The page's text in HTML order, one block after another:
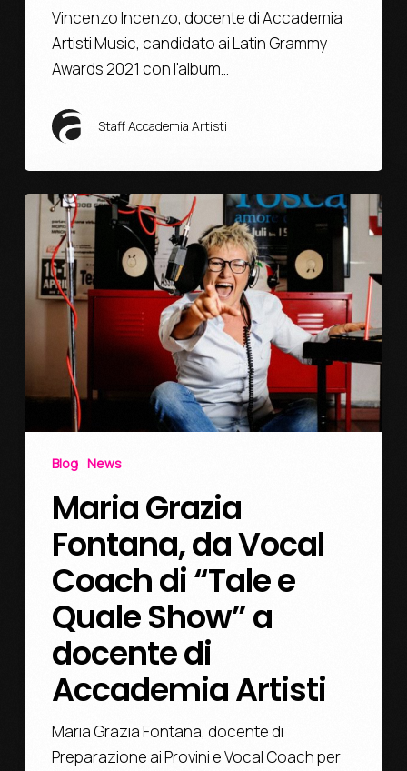
Vincenzo Incenzo, docente di Accademia
Artisti Music, candidato ai Latin Grammy
Awards 2021 con l'album…
Staff Accademia Artisti
Blog News
Maria Grazia
Fontana, da Vocal
Coach di “Tale e
Quale Show” a
docente di
Accademia Artisti
Maria Grazia Fontana, docente di
Preparazione ai Provini e Vocal Coach per